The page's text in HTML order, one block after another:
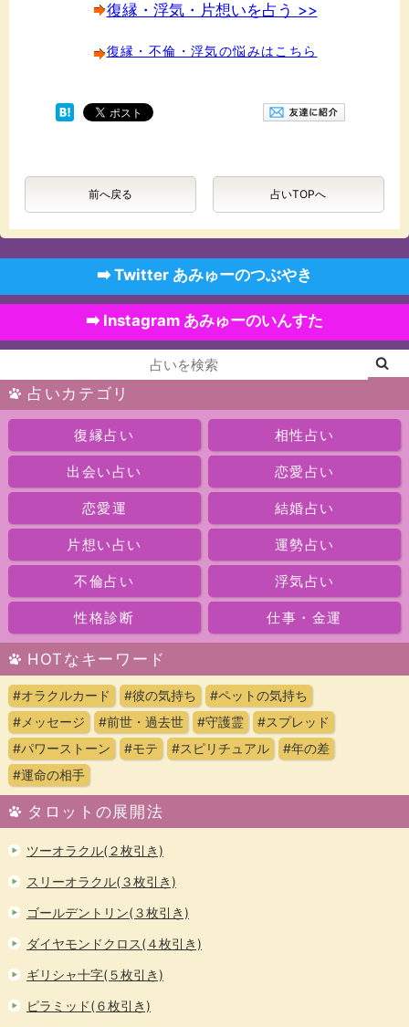
復縁・浮気・片想いを占う >>
復縁・不倫・浮気の悩みはこちら
前へ戻る 占いTOPへ
➡️ Twitter あみゅーのつぶやき
➡️ Instagram あみゅーのいんすた
占いカテゴリ
復縁占い 相性占い
出会い占い 恋愛占い
恋愛運 結婚占い
片想い占い 運勢占い
不倫占い 浮気占い
性格診断 仕事・金運
HOTなキーワード
#オラクルカード #彼の気持ち
#ペットの気持ち
#メッセージ
#前世・過去世 #守護霊
#スプレッド
#パワーストーン
#モテ #スピリチュアル
#年の差
#運命の相手
タロットの展開法
ツーオラクル(２枚引き)
スリーオラクル(３枚引き)
ゴールデントリン(３枚引き)
ダイヤモンドクロス(４枚引き)
ギリシャ十字(５枚引き)
ピラミッド(６枚引き)